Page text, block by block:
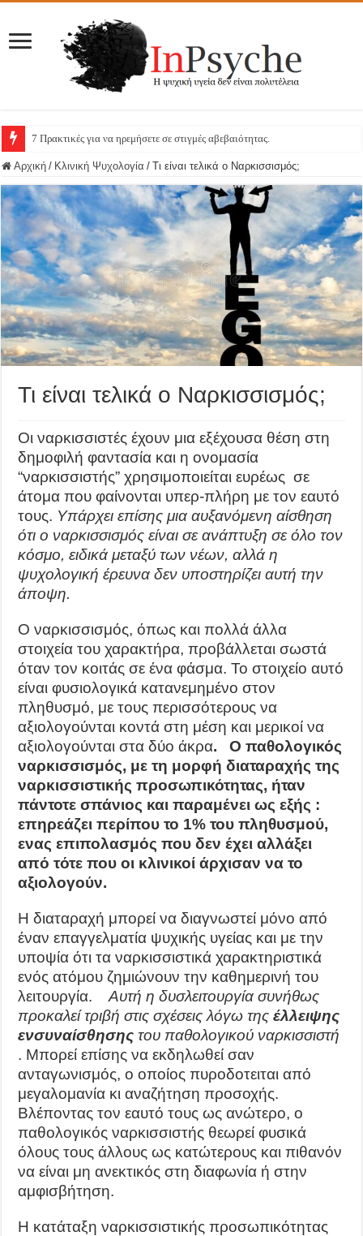
7 Πρακτικές για να ηρεμήσετε σε στιγμές αβεβαιότητας.
Αρχική / Κλινική Ψυχολογία / Τι είναι τελικά ο Ναρκισσισμός;
Τι είναι τελικά ο Ναρκισσισμός;
Οι ναρκισσιστές έχουν μια εξέχουσα θέση στη
δημοφιλή φαντασία και η ονομασία
“ναρκισσιστής” χρησιμοποιείται ευρέως σε
άτομα που φαίνονται υπερ-πλήρη με τον εαυτό
τους. Υπάρχει επίσης μια αυξανόμενη αίσθηση
ότι ο ναρκισσισμός είναι σε ανάπτυξη σε όλο τον
κόσμο, ειδικά μεταξύ των νέων, αλλά η
ψυχολογική έρευνα δεν υποστηρίζει αυτή την
άποψη.
Ο ναρκισσισμός, όπως και πολλά άλλα
στοιχεία του χαρακτήρα, προβάλλεται σωστά
όταν τον κοιτάς σε ένα φάσμα. Το στοιχείο αυτό
είναι φυσιολογικά κατανεμημένο στον
πληθυσμό, με τους περισσότερους να
αξιολογούνται κοντά στη μέση και μερικοί να
αξιολογούνται στα δύο άκρα.Ο παθολογικός
ναρκισσισμός, με τη μορφή διαταραχής της
ναρκισσιστικής προσωπικότητας, ήταν
πάντοτε σπάνιος και παραμένει ως εξής :
επηρεάζει περίπου το 1% του πληθυσμού,
ενας επιπολασμός που δεν έχει αλλάξει
από τότε που οι κλινικοί άρχισαν να το
αξιολογούν.
Η διαταραχή μπορεί να διαγνωστεί μόνο από
έναν επαγγελματία ψυχικής υγείας και με την
υποψία ότι τα ναρκισσιστικά χαρακτηριστικά
ενός ατόμου ζημιώνουν την καθημερινή του
λειτουργία.Αυτή η δυσλειτουργία συνήθως
προκαλεί τριβή στις σχέσεις λόγω της έλλειψης
ενσυναίσθησης του παθολογικού ναρκισσιστή
. Μπορεί επίσης να εκδηλωθεί σαν
ανταγωνισμός, ο οποίος πυροδοτειται από
μεγαλομανία κι αναζήτηση προσοχής.
Βλέποντας τον εαυτό τους ως ανώτερο, ο
παθολογικός ναρκισσιστής θεωρεί φυσικά
όλους τους άλλους ως κατώτερους και πιθανόν
να είναι μη ανεκτικός στη διαφωνία ή στην
αμφισβήτηση.
Η κατάταξη ναρκισσιστικής προσωπικότητας